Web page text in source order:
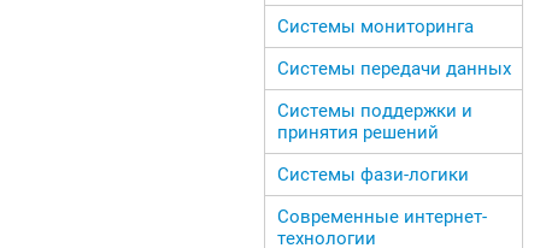
Системы мониторинга
Системы передачи данных
Системы поддержки и
принятия решений
Системы фази-логики
Современные интернет-
технологии